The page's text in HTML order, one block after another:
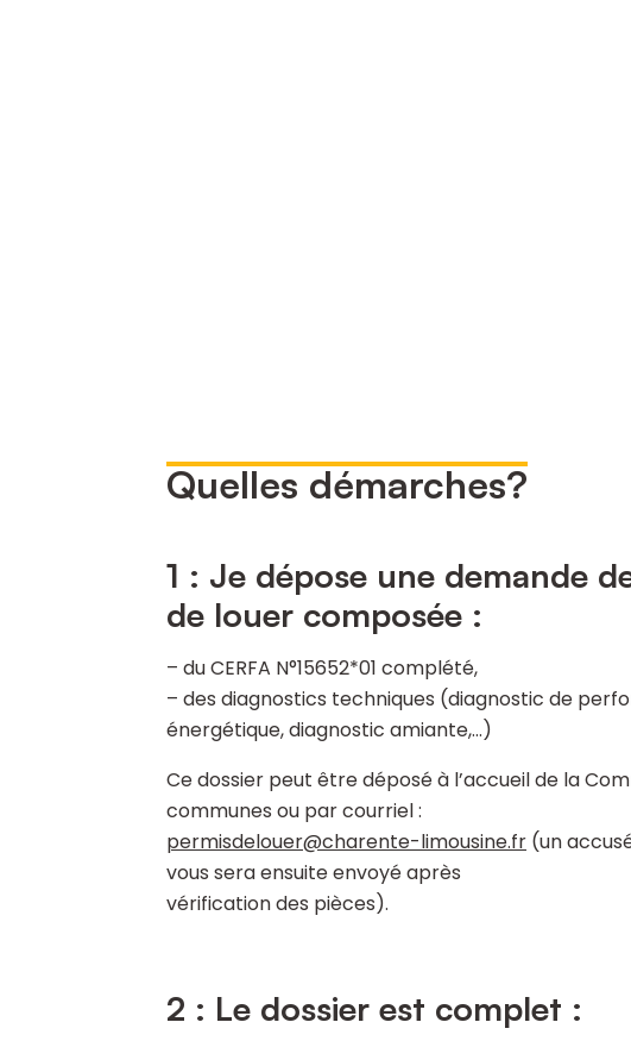
Quelles démarches?
1 : Je dépose une demande
de louer composée :
– du CERFA N°15652*01 complété,
– des diagnostics techniques (diagnostic de
énergétique, diagnostic amiante,…)
Ce dossier peut être déposé à l’accueil de la
communes ou par courriel :
permisdelouer@charente-limousine.fr (un
vous sera ensuite envoyé après
vérification des pièces).
2 : Le dossier est complet :